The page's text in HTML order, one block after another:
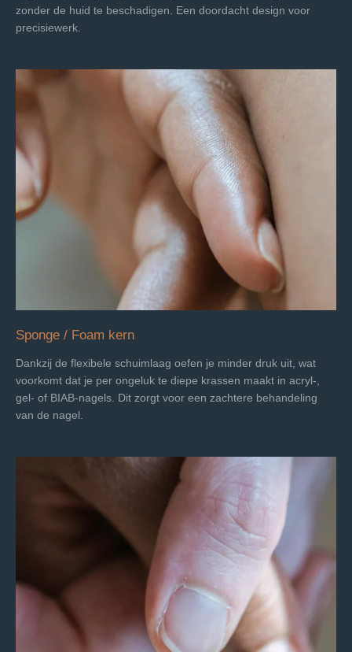
zonder de huid te beschadigen. Een doordacht design voor
precisiewerk.
Sponge / Foam kern
Dankzij de flexibele schuimlaag oefen je minder druk uit, wat
voorkomt dat je per ongeluk te diepe krassen maakt in acryl-,
gel- of BIAB-nagels. Dit zorgt voor een zachtere behandeling
van de nagel.